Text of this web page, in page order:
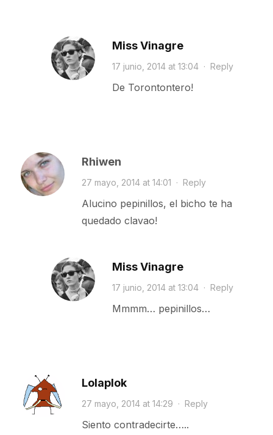
Miss Vinagre
17 junio, 2014 at 13:04· Reply
De Torontontero!
Rhiwen
27 mayo, 2014 at 14:01 · Reply
Alucino pepinillos, el bicho te ha
quedado clavao!
Miss Vinagre
17 junio, 2014 at 13:04· Reply
Mmmm… pepinillos…
Lolaplok
27 mayo, 2014 at 14:29 · Reply
Siento contradecirte…..